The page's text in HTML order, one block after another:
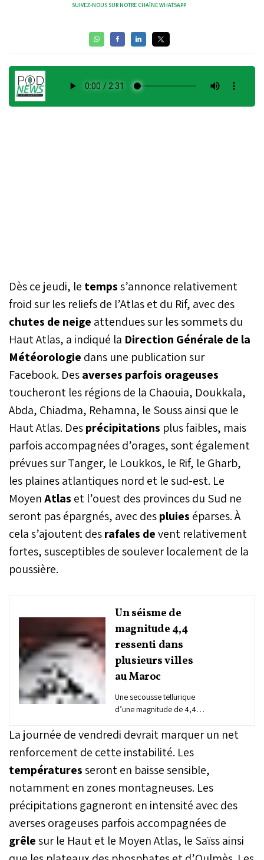
SUIVEZ-NOUS SUR NOTRE CHAÎNE WHATSAPP
Dès ce jeudi, le tempss’annonce relativement
froid sur les reliefs de l’Atlas et du Rif, avec des
chutes de neige attendues sur les sommets du
Haut Atlas, a indiqué la Direction Générale de la
Météorologie dans une publication sur
Facebook. Desaverses parfois orageuses
toucheront les régions de la Chaouia, Doukkala,
Abda, Chiadma, Rehamna, le Souss ainsi que le
Haut Atlas. Desprécipitations plus faibles, mais
parfois accompagnées d’orages, sont également
prévues sur Tanger, le Loukkos, le Rif, le Gharb,
les plaines atlantiques nord et le sud-est. Le
MoyenAtlas et l’ouest des provinces du Sud ne
seront pas épargnés, avec despluies éparses. À
cela s’ajoutent desrafales devent relativement
fortes, susceptibles de soulever localement de la
poussière.
Un séisme de
magnitude 4,4
ressenti dans
plusieurs villes
au Maroc
Une secousse tellurique
d’une magnitude de 4,4
été enregistrée mardi soir
17 mars 2026 au large du
détroit de Gibraltar, selon
le Centre euro-
méditerranéen de
sismologie (EMSC).
Révisée à la hausse par
rapport aux premières
estimations, cette
secousse a été ressentie
de manière légère à
La journée de vendredi devrait marquer un net
renforcement de cette instabilité. Les
températuresseront en baisse sensible,
notamment en zones montagneuses. Les
précipitations gagneront en intensité avec des
averses orageuses parfois accompagnées de
grêlesur le Haut et le Moyen Atlas, le Saïss ainsi